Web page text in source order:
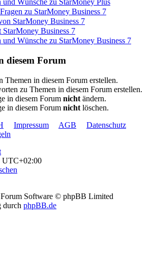
Wünsche zu StarMoney Plus
zu StarMoney Business 7
StarMoney Business 7
Business 7
Wünsche zu StarMoney Business 7
diesem Forum
Themen in diesem Forum erstellen.
zu Themen in diesem Forum erstellen.
in diesem Forum nicht ändern.
in diesem Forum nicht löschen.
Impressum AGB
Datenschutz
UTC+02:00
Software © phpBB Limited
durch phpBB.de